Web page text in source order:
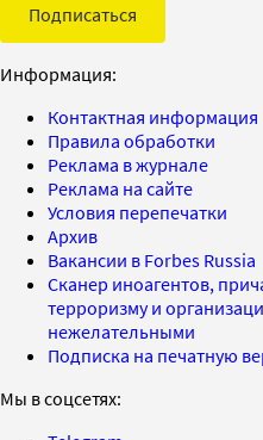
Подписаться
Информация:
Контактная информация
Правила обработки
Реклама в журнале
Реклама на сайте
Условия перепечатки
Архив
Вакансии в Forbes Russia
Сканер иноагентов,
терроризму и
нежелательными
Подписка на печатную
Мы в соцсетях: